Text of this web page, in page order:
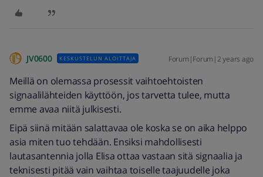
JV0600 KESKUSTELUN ALOITTAJA Forum|Forum|2 years ago
Meillä on olemassa prosessit vaihtoehtoisten
signaalilähteiden käyttöön, jos tarvetta tulee, mutta
emme avaa niitä julkisesti.
Eipä siinä mitään salattavaa ole koska se on aika helppo
asia miten tuo tehdään. Ensiksi mahdollisesti
lautasantennia jolla Elisa ottaa vastaan sitä signaalia ja
teknisesti pitää vain vaihtaa toiselle taajuudelle joka